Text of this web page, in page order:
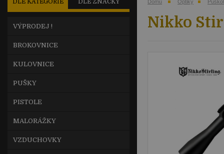
Domů Optiky
Nikko
DLE KATEGORIE DLE ZNAČKY
VÝPRODEJ !
BROKOVNICE
KULOVNICE
PUŠKY
PISTOLE
MALORÁŽKY
VZDUCHOVKY